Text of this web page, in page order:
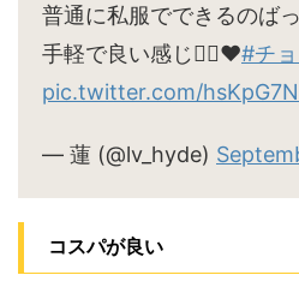
普通に私服でできるのば
手軽で良い感じ🙆‍♀️♥#チ
pic.twitter.com/
— 蓮 (@lv_hyde)
コスパが良い